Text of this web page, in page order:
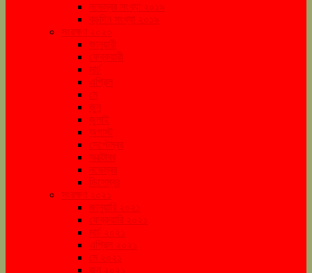
নভেম্বর সংখ্যা ২০১৯
বড়দিন সংখ্যা ২০১৯
সংরক্ষণ ২০২০
জানুয়ারী
ফেব্রুয়ারী
মার্চ
এপ্রিল
মে
জুন
জুলাই
অগাস্ট
সেপ্টেম্বর
অক্টোবর
নভেম্বর
ডিসেম্বর
সংরক্ষণ ২০২১
জানুয়ারি ২০২১
ফেব্রুয়ারি ২০২১
মার্চ ২০২১
এপ্রিল ২০২১
মে ২০২১
জুন ২০২১